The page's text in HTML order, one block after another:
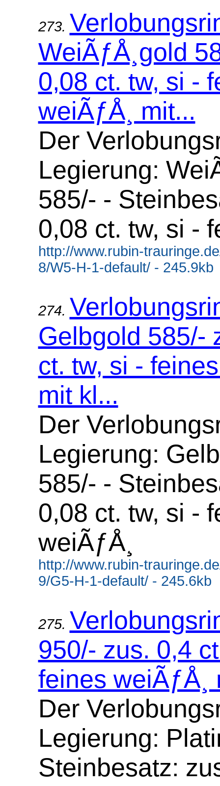
273.
WeiÃƒÅ¸gold
0,08 ct. tw, si -
weiÃƒÅ¸ mit...
Der
Legierung:
585/- -
0,08 ct. tw, si -
http://www.rubin-
8/W5-H-1-default/ - 245.9kb
274.
Gelbgold 585/-
ct. tw, si -
mit kl...
Der
Legierung:
585/- -
0,08 ct. tw, si -
weiÃƒÅ¸
http://www.rubin-
9/G5-H-1-default/ - 245.6kb
275.
950/- zus. 0,4
feines weiÃƒÅ¸
Der
Legierung:
Steinbesatz: